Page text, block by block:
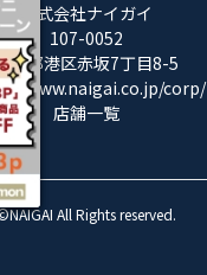
株式会社ナイガイ
107-0052
京都港区赤坂7丁目8-5
www.naigai.co.jp/corp/
店舗一覧
All Rights reserved.